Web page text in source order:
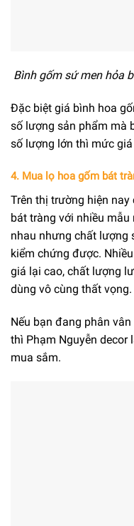
Bình gốm sứ men hỏa
Đặc biệt giá bình hoa
số lượng sản phẩm mà
số lượng lớn thì mức
4. Mua lọ hoa gốm bát
Trên thị trường hiện
bát tràng với nhiều
nhau nhưng chất lượng
kiểm chứng được.
giá lại cao, chất lượng
dùng vô cùng thất vọng.
Nếu bạn đang phân
thì Phạm Nguyễn decor
mua sắm.